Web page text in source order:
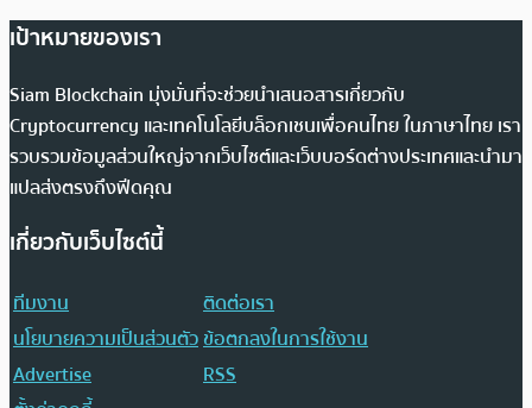
เป้าหมายของเรา
Siam Blockchain มุ่งมั่นที่จะช่วยนำเสนอสารเกี่ยวกับ
Cryptocurrency และเทคโนโลยีบล็อกเชนเพื่อคนไทย ในภาษาไทย เรา
รวบรวมข้อมูลส่วนใหญ่จากเว็บไซต์และเว็บบอร์ดต่างประเทศและนำมา
แปลส่งตรงถึงฟีดคุณ
เกี่ยวกับเว็บไซต์นี้
ทีมงาน
ติดต่อเรา
นโยบายความเป็นส่วนตัวข้อตกลงในการใช้งาน
Advertise
RSS